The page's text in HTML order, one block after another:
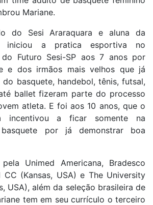
Mariane.
do Sesi Araraquara e aluna da
iniciou a pratica esportiva no
Futuro Sesi-SP aos 7 anos por
e dos irmãos mais velhos que já
basquete, handebol, tênis, futsal,
ballet fizeram parte do processo
atleta. E foi aos 10 anos, que o
incentivou a ficar somente na
por já demonstrar boa
Unimed Americana, Bradesco
CC (Kansas, USA) e The University
USA), além da seleção brasileira de
tem em seu currículo o terceiro